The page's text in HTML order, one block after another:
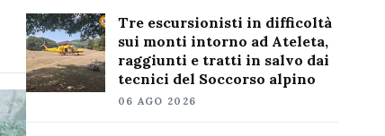
Tre escursionisti in difficoltà
sui monti intorno ad Ateleta,
raggiunti e tratti in salvo dai
tecnici del Soccorso alpino
06 AGO 2026